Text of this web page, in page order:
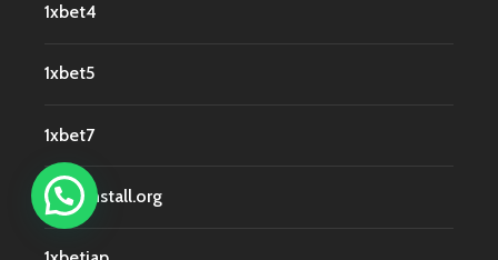
1xbet4
1xbet5
1xbet7
1xbetinstall.org